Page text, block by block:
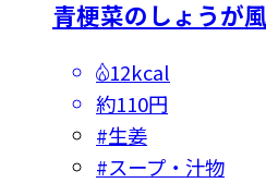
青梗菜のしょうが
12kcal
約110円
#生姜
#スープ・汁物